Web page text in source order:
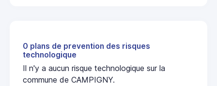
0 plans de prevention des risques
technologique
Il n'y a aucun risque technologique sur la
commune de CAMPIGNY.